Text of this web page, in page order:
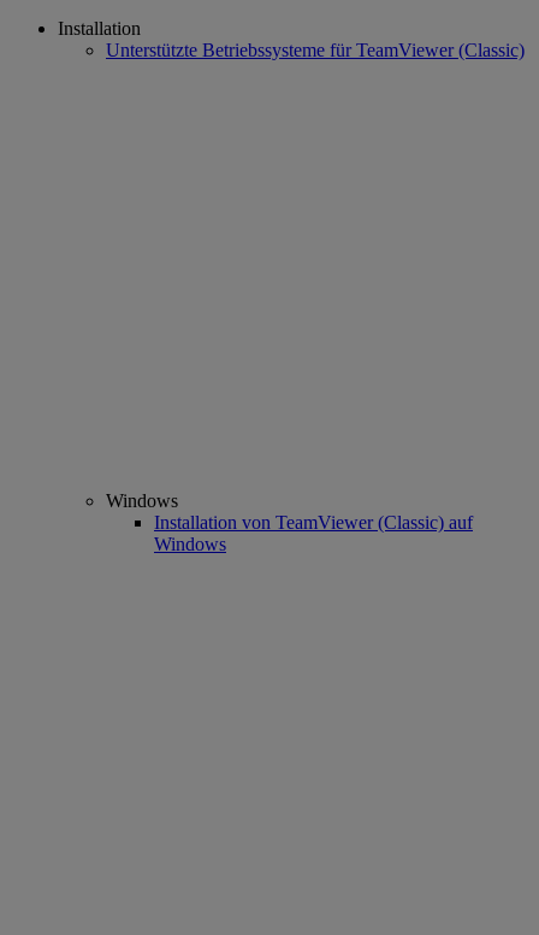
Installation
Unterstützte Betriebssysteme für TeamViewer (Classic)
Windows
Installation von TeamViewer (Classic) auf
Windows